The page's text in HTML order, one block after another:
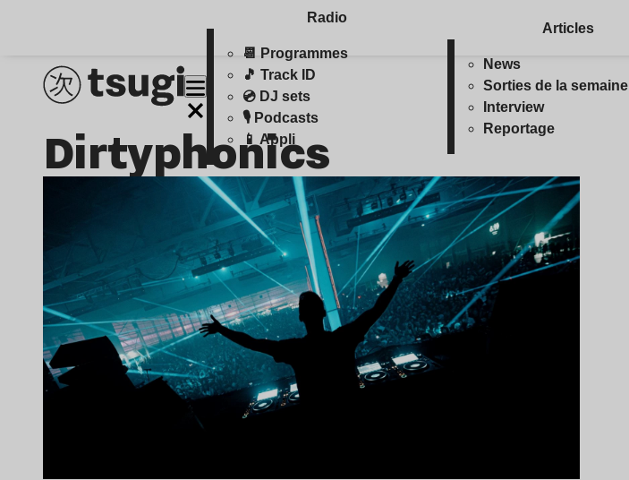
Radio
📆 Programmes
🎵 Track ID
💿 DJ sets
🎙️ Podcasts
📱 Appli
Articles
News
Sorties de la semaine
Interview
Reportage
Dirtyphonics